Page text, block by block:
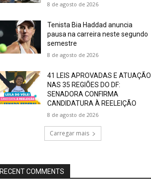
8 de agosto de 2026
Tenista Bia Haddad anuncia
pausa na carreira neste segundo
semestre
8 de agosto de 2026
41 LEIS APROVADAS E ATUAÇÃO
NAS 35 REGIÕES DO DF:
SENADORA CONFIRMA
CANDIDATURA À REELEIÇÃO
8 de agosto de 2026
Carregar mais
RECENT COMMENTS